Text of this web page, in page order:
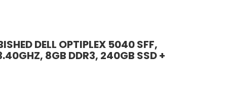
DELL OPTIPLEX 5040 SFF,
8GB DDR3, 240GB SSD +